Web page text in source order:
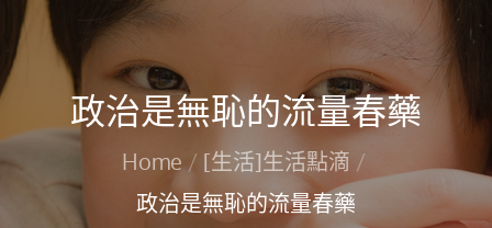
政治是無恥的流量春藥
Home
[生活]生活點滴
政治是無恥的流量春藥